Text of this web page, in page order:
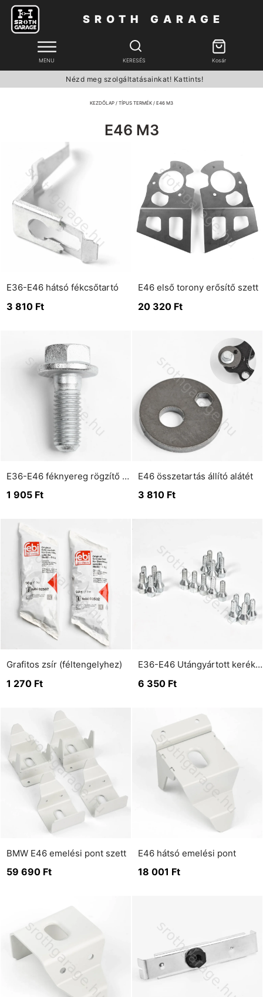
SROTH GARAGE
MENU KERESÉS Kosár
Nézd meg szolgáltatásainkat! Kattints!
KEZDŐLAP / TÍPUS TERMÉK / E46 M3
E46 M3
E36-E46 hátsó fékcsőtartó
3 810 Ft
E46 első torony erősítő szett
20 320 Ft
E36-E46 féknyereg rögzítő csavar (első tengely)
1 905 Ft
E46 összetartás állító alátét
3 810 Ft
Grafitos zsír (féltengelyhez)
1 270 Ft
E36-E46 Utángyártott kerékcsavar készlet
6 350 Ft
BMW E46 emelési pont szett
59 690 Ft
E46 hátsó emelési pont
18 001 Ft